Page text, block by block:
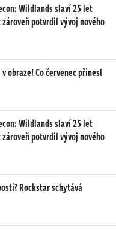
Wildlands slaví 25 let
potvrdil vývoj nového
obraze! Co červenec přinesl
Wildlands slaví 25 let
potvrdil vývoj nového
Rockstar schytává